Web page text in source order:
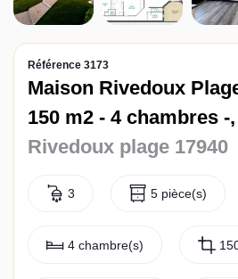
Référence 3173
Maison Rivedoux
150 m2 - 4 chambres -,
Rivedoux plage 17940
3 5 pièce(s)
4 chambre(s)